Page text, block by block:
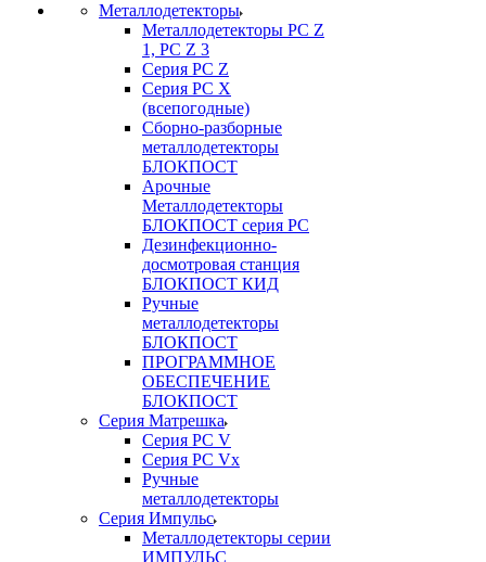
Металлодетекторы
Металлодетекторы РС Z
1, PC Z 3
Серия РС Z
Серия РС X
(всепогодные)
Сборно-разборные
металлодетекторы
БЛОКПОСТ
Арочные
Металлодетекторы
БЛОКПОСТ серия РС
Дезинфекционно-
досмотровая станция
БЛОКПОСТ КИД
Ручные
металлодетекторы
БЛОКПОСТ
ПРОГРАММНОЕ
ОБЕСПЕЧЕНИЕ
БЛОКПОСТ
Серия Матрешка
Серия PC V
Серия PC Vx
Ручные
металлодетекторы
Серия Импульс
Металлодетекторы серии
ИМПУЛЬС